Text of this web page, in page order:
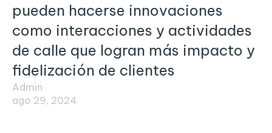
pueden hacerse innovaciones
como interacciones y actividades
de calle que logran más impacto y
fidelización de clientes
Admin
ago 29, 2024